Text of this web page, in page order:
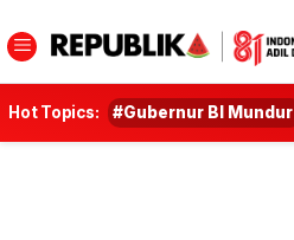
Hot Topics: #Gubernur BI Mundur